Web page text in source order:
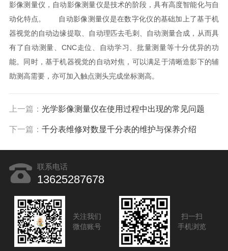
影像测量仪，自动影像测量仪是技术的阶段，具有高度智能化与自
动化特点。
自动影像测量仪是在数字化仪的基础加上了基于机
器视觉的自动边缘提取、自动理匹去毛刺、自动测量合成，从而具
有了自动测量、CNC走位、自动学习、批量测量等十分优异的功
能。同时，基于机器视觉的自动对焦，可以满足于清晰造影下的辅
助测高需要，亦可加入触点测头完成坐标测高。
上一篇： 光学影像测量仪在使用过程中出现的常见问题
下一篇： 千分表维修对数显千分表的维护与保养介绍
联系电话
13625287678
关注我们
微信账号
扫一扫
手机浏览